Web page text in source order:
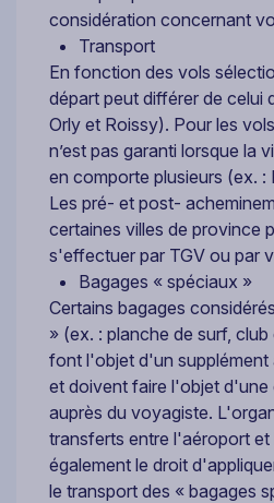
considération concernant
Transport
En fonction des vols
départ peut différer de celui
Orly et Roissy). Pour les
n’est pas garanti lorsque la
en comporte plusieurs (ex. :
Les pré- et post-
certaines villes de province
s'effectuer par TGV ou par
Bagages « spéciaux »
Certains bagages
» (ex. : planche de surf,
font l'objet d'un supplément
et doivent faire l'objet d'une
auprès du voyagiste.
transferts entre l'aéroport
également le droit
le transport des « bagages